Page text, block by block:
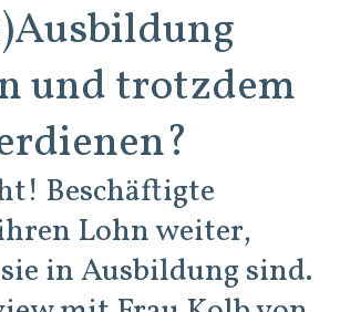
und trotzdem
Beschäftigte
Lohn weiter,
in Ausbildung sind.